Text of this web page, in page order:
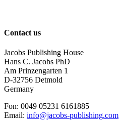
Contact us
Jacobs Publishing House
Hans C. Jacobs PhD
Am Prinzengarten 1
D-32756 Detmold
Germany
Fon: 0049 05231 6161885
Email: info@jacobs-publishing.com